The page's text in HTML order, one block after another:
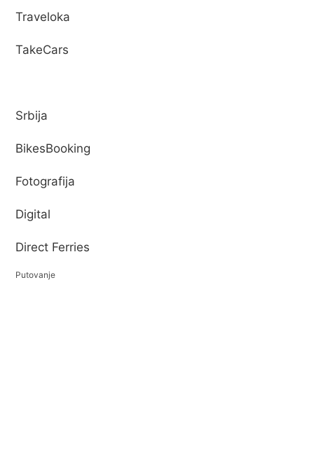
Traveloka
TakeCars
Srbija
BikesBooking
Fotografija
Digital
Direct Ferries
Putovanje